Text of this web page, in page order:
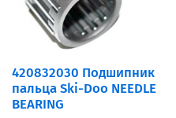
420832030 Подшипник
пальца Ski-Doo NEEDLE
BEARING